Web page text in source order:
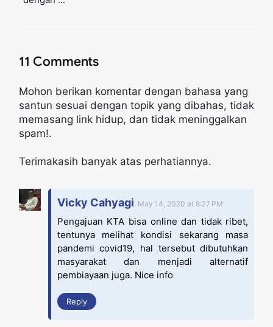
11 Comments
Mohon berikan komentar dengan bahasa yang
santun sesuai dengan topik yang dibahas, tidak
memasang link hidup, dan tidak meninggalkan
spam!.
Terimakasih banyak atas perhatiannya.
Vicky Cahyagi May 14, 2020 at 8:27 PM
Pengajuan KTA bisa online dan tidak ribet,
tentunya melihat kondisi sekarang masa
pandemi covid19, hal tersebut dibutuhkan
masyarakat dan menjadi alternatif
pembiayaan juga. Nice info
Reply